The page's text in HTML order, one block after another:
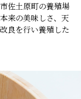
佐土原町の養殖場
来の美味しさ、天
良を行い養殖した